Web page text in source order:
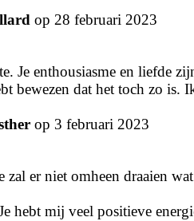
op 28 februari 2023
Je enthousiasme en liefde
bewezen dat het toch zo
op 3 februari 2023
zal er niet omheen draaien
hebt mij veel positieve